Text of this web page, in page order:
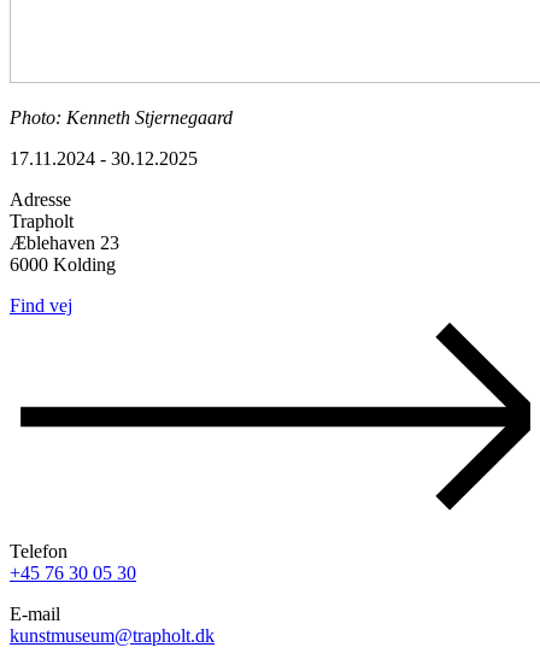
Photo: Kenneth Stjernegaard
17.11.2024 - 30.12.2025
Adresse
Trapholt
Æblehaven 23
6000 Kolding
Find vej
Telefon
+45 76 30 05 30
E-mail
kunstmuseum@trapholt.dk